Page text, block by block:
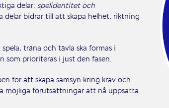
delar: spelidentitet och
delar bidrar till att skapa helhet, riktning
träna och tävla ska formas i
som prioriteras i just den fasen.
för att skapa samsyn kring krav och
möjliga förutsättningar att nå uppsatta